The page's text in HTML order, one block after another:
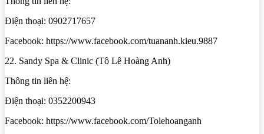
Điện thoại: 0902717657
Facebook: https://www.facebook.com/tuananh.kieu.9887
22. Sandy Spa & Clinic (Tô Lê Hoàng Anh)
Thông tin liên hệ:
Điện thoại: 0352200943
Facebook: https://www.facebook.com/Tolehoanganh